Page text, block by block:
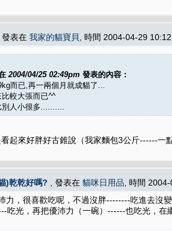
, 發表在 我家的貓寶貝 , 時間 2004-04-29
2004/04/25 02:49pm 發表的內容：
而已,再一兩個月就成貓了...
較大張而已^^
人小很多..........
起來好胖好古錐說（我家麵包3公斤------一
)乾乾好嗎? , 發表在 貓咪日用品 , 時間
力，很喜歡吃呢，不過沒胖--------吃進去沒
吃光，再把優沛力（一碗）------也吃光，